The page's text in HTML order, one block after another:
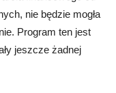
nie będzie mogła
Program ten jest
jeszcze żadnej